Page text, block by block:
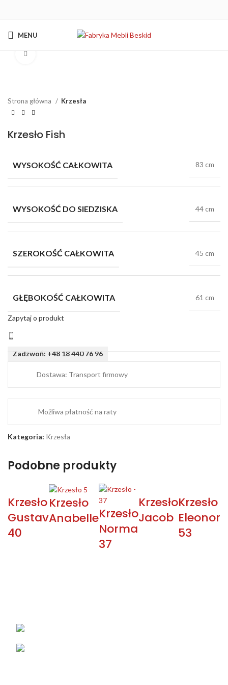
MENU
Strona główna Krzesła
Krzesło Fish
WYSOKOŚĆ CAŁKOWITA 83 cm
WYSOKOŚĆ DO SIEDZISKA 44 cm
SZEROKOŚĆ CAŁKOWITA 45 cm
GŁĘBOKOŚĆ CAŁKOWITA 61 cm
Zapytaj o produkt
Zadzwoń: +48 18 440 76 96
Dostawa: Transport firmowy
Możliwa płatność na raty
Kategoria: Krzesła
Podobne produkty
Krzesło
Gustav
40
Krzesło
AnabelleKrzesło
Norma
37
Krzesło
Jacob
Krzesło
Eleonora
53